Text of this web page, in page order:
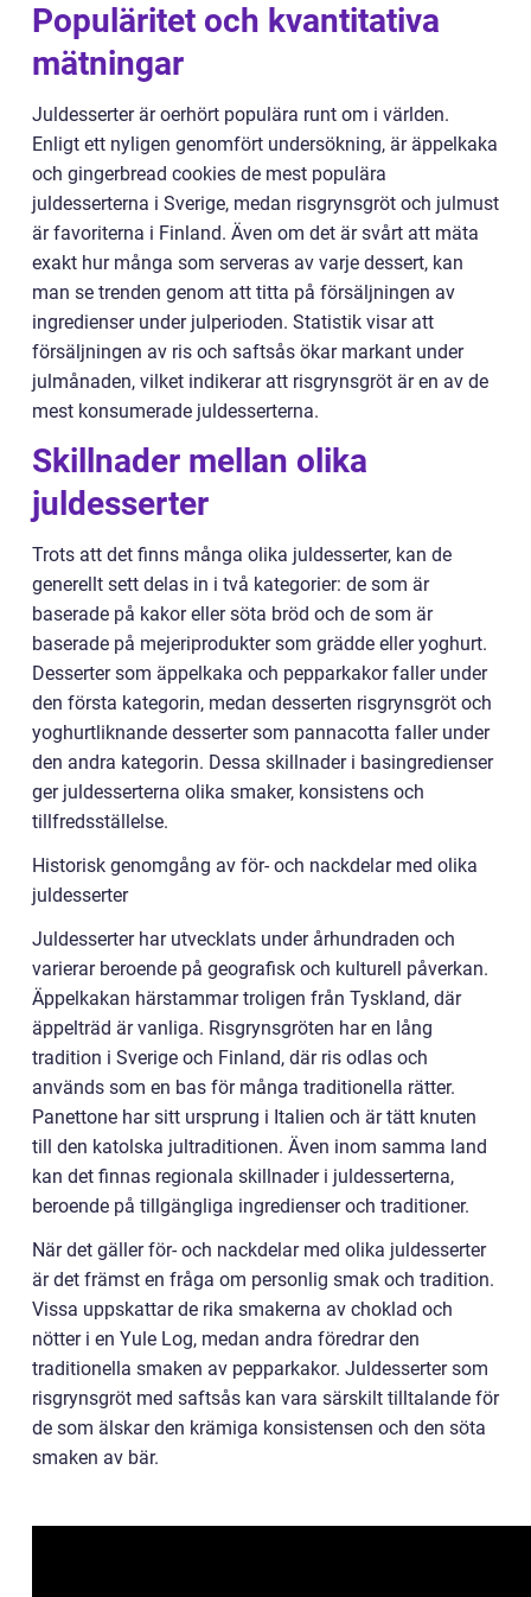
Populäritet och kvantitativa
mätningar
Juldesserter är oerhört populära runt om i världen.
Enligt ett nyligen genomfört undersökning, är äppelkaka
och gingerbread cookies de mest populära
juldesserterna i Sverige, medan risgrynsgröt och julmust
är favoriterna i Finland. Även om det är svårt att mäta
exakt hur många som serveras av varje dessert, kan
man se trenden genom att titta på försäljningen av
ingredienser under julperioden. Statistik visar att
försäljningen av ris och saftsås ökar markant under
julmånaden, vilket indikerar att risgrynsgröt är en av de
mest konsumerade juldesserterna.
Skillnader mellan olika
juldesserter
Trots att det finns många olika juldesserter, kan de
generellt sett delas in i två kategorier: de som är
baserade på kakor eller söta bröd och de som är
baserade på mejeriprodukter som grädde eller yoghurt.
Desserter som äppelkaka och pepparkakor faller under
den första kategorin, medan desserten risgrynsgröt och
yoghurtliknande desserter som pannacotta faller under
den andra kategorin. Dessa skillnader i basingredienser
ger juldesserterna olika smaker, konsistens och
tillfredsställelse.
Historisk genomgång av för- och nackdelar med olika
juldesserter
Juldesserter har utvecklats under århundraden och
varierar beroende på geografisk och kulturell påverkan.
Äppelkakan härstammar troligen från Tyskland, där
äppelträd är vanliga. Risgrynsgröten har en lång
tradition i Sverige och Finland, där ris odlas och
används som en bas för många traditionella rätter.
Panettone har sitt ursprung i Italien och är tätt knuten
till den katolska jultraditionen. Även inom samma land
kan det finnas regionala skillnader i juldesserterna,
beroende på tillgängliga ingredienser och traditioner.
När det gäller för- och nackdelar med olika juldesserter
är det främst en fråga om personlig smak och tradition.
Vissa uppskattar de rika smakerna av choklad och
nötter i en Yule Log, medan andra föredrar den
traditionella smaken av pepparkakor. Juldesserter som
risgrynsgröt med saftsås kan vara särskilt tilltalande för
de som älskar den krämiga konsistensen och den söta
smaken av bär.